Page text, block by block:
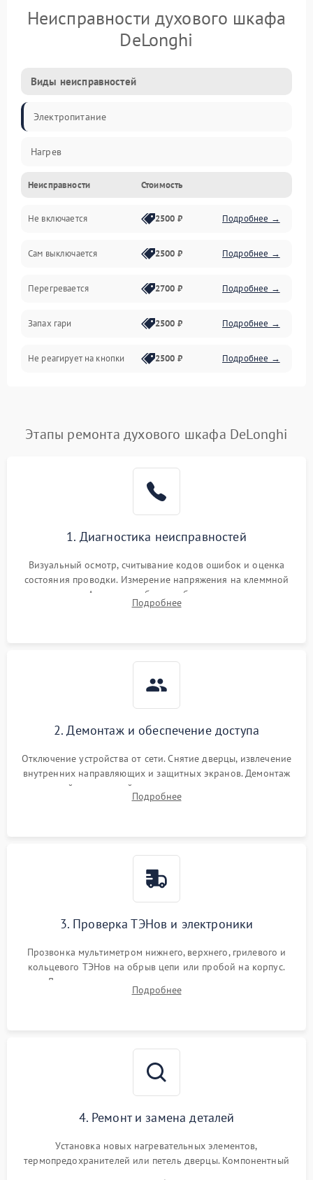
Неисправности духового шкафа
DeLonghi
Виды неисправностей
Электропитание
Нагрев
Неисправности Стоимость
Не включается 2500 ₽ Подробнее →
Сам выключается 2500 ₽ Подробнее →
Перегревается 2700 ₽ Подробнее →
Запах гари 2500 ₽ Подробнее →
Не реагирует на кнопки 2500 ₽ Подробнее →
Этапы ремонта духового шкафа DeLonghi
1. Диагностика неисправностей
Визуальный осмотр, считывание кодов ошибок и оценка
состояния проводки. Измерение напряжения на клеммной
колодке. Анализ жалоб на проблемы с нагревом,
конвекцией, панелью управления или блокировкой дверцы.
Подробнее
2. Демонтаж и обеспечение доступа
Отключение устройства от сети. Снятие дверцы, извлечение
внутренних направляющих и защитных экранов. Демонтаж
задней или верхней панели для прямого доступа к
нагревательным элементам, плате и вентиляторам.
Подробнее
3. Проверка ТЭНов и электроники
Прозвонка мультиметром нижнего, верхнего, грилевого и
кольцевого ТЭНов на обрыв цепи или пробой на корпус.
Диагностика термостата, датчиков температуры,
переключателя режимов и мотора конвекции.
Подробнее
4. Ремонт и замена деталей
Установка новых нагревательных элементов,
термопредохранителей или петель дверцы. Компонентный